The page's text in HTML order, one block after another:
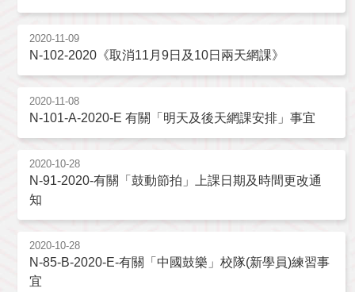
2020-11-09
N-102-2020《取消11月9日及10日兩天網課》
2020-11-08
N-101-A-2020-E 有關「明天及後天網課安排」事宜
2020-10-28
N-91-2020-有關「鼓動節拍」上課日期及時間更改通
知
2020-10-28
N-85-B-2020-E-有關「中國鼓樂」校隊(新學員)練習事
宜